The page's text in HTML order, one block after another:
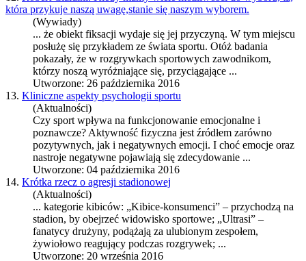
która przykuje naszą uwagę,stanie się naszym wyborem.
(Wywiady)
... że obiekt fiksacji wydaje się jej przyczyną. W tym miejscu
posłużę się przykładem ze świata sportu. Otóż badania
pokazały, że w rozgrywkach sportowych zawodnikom,
którzy noszą wyróżniające się, przyciągające ...
Utworzone: 26 października 2016
13. Kliniczne aspekty psychologii sportu
(Aktualności)
Czy sport wpływa na funkcjonowanie emocjonalne i
poznawcze? Aktywność fizyczna jest źródłem zarówno
pozytywnych, jak i negatywnych emocji. I choć emocje oraz
nastroje negatywne pojawiają się zdecydowanie ...
Utworzone: 04 października 2016
14. Krótka rzecz o agresji stadionowej
(Aktualności)
... kategorie kibiców: „Kibice-konsumenci” – przychodzą na
stadion, by obejrzeć widowisko sportowe; „Ultrasi” –
fanatycy drużyny, podążają za ulubionym zespołem,
żywiołowo reagujący podczas rozgrywek; ...
Utworzone: 20 września 2016